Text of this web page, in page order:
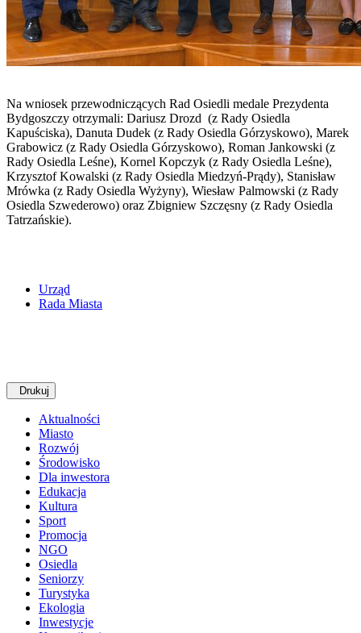
Na wniosek przewodniczących Rad Osiedli medale Prezydenta
Bydgoszczy otrzymali: Dariusz Drozd (z Rady Osiedla
Kapuściska), Danuta Dudek (z Rady Osiedla Górzyskowo), Marek
Grabowicz (z Rady Osiedla Górzyskowo), Roman Jankowski (z
Rady Osiedla Leśne), Kornel Kopczyk (z Rady Osiedla Leśne),
Krzysztof Kowalski (z Rady Osiedla Miedzyń-Prądy), Stanisław
Mrówka (z Rady Osiedla Wyżyny), Wiesław Palmowski (z Rady
Osiedla Szwederowo) oraz Zbigniew Szczęsny (z Rady Osiedla
Tatrzańskie).
Urząd
Rada Miasta
Drukuj
Aktualności
Miasto
Rozwój
Środowisko
Dla inwestora
Edukacja
Kultura
Sport
Promocja
NGO
Osiedla
Seniorzy
Turystyka
Ekologia
Inwestycje